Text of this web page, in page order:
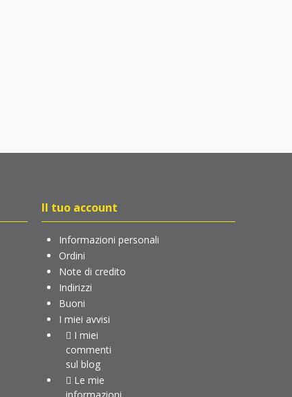
Il tuo account
Informazioni personali
Ordini
Note di credito
Indirizzi
Buoni
I miei avvisi
I miei
commenti
sul blog
Le mie